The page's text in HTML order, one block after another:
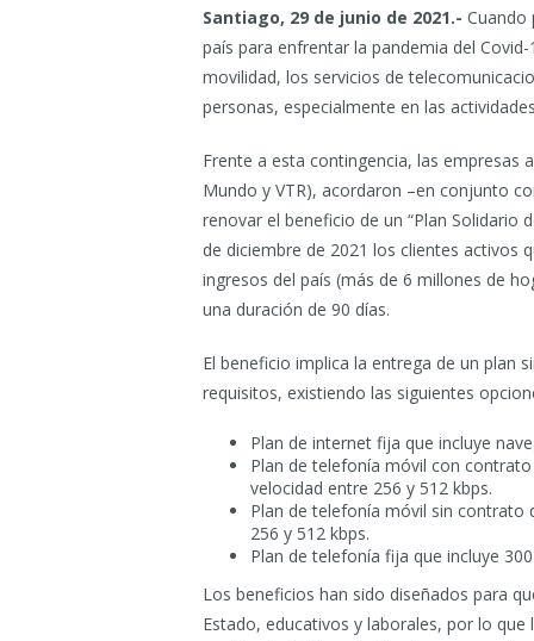
Santiago, 29 de junio de 2021.- Cuando
país para enfrentar la pandemia del
movilidad, los servicios de
personas, especialmente en las
Frente a esta contingencia, las empresas
Mundo y VTR), acordaron –en conjunto
renovar el beneficio de un “Plan Solidario
de diciembre de 2021 los clientes activos
ingresos del país (más de 6 millones de
una duración de 90 días.
El beneficio implica la entrega de un plan
requisitos, existiendo las siguientes
Plan de internet fija que incluye
Plan de telefonía móvil con
velocidad entre 256 y 512 kbps.
Plan de telefonía móvil sin contrato
256 y 512 kbps.
Plan de telefonía fija que incluye
Los beneficios han sido diseñados para
Estado, educativos y laborales, por lo